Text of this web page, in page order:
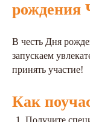
рождения
В честь Дня
запускаем
принять участие!
Как
Получите